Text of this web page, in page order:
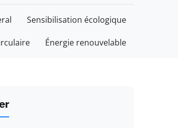
Sensibilisation écologique
Énergie renouvelable